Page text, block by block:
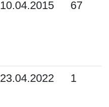
10.04.2015 67
23.04.2022 1